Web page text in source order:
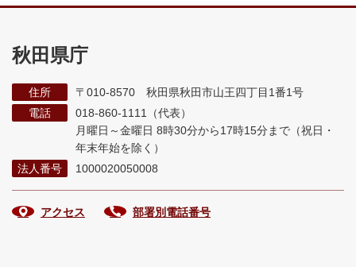
秋田県庁
住所
〒010-8570 秋田県秋田市山王四丁目1番1号
電話
018-860-1111（代表）
月曜日～金曜日 8時30分から17時15分まで （祝日・
年末年始を除く）
法人番号
1000020050008
アクセス 部署別電話番号